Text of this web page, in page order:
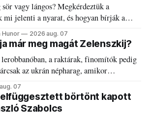
vagy lángos? Megkérdeztük a
mi jelenti a nyarat, és hogyan bírják a
Hunor 2026 aug. 07
már meg magát Zelenszkij?
lerobbanóban, a raktárak, finomítók pedig
az ukrán népharag, amikor
07
börtönt kapott
Szabolcs